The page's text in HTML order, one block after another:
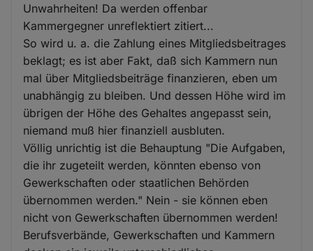
Unwahrheiten! Da werden offenbar
Kammergegner unreflektiert zitiert...
So wird u. a. die Zahlung eines Mitgliedsbeitrages
beklagt; es ist aber Fakt, daß sich Kammern nun
mal über Mitgliedsbeiträge finanzieren, eben um
unabhängig zu bleiben. Und dessen Höhe wird im
übrigen der Höhe des Gehaltes angepasst sein,
niemand muß hier finanziell ausbluten.
Völlig unrichtig ist die Behauptung "Die Aufgaben,
die ihr zugeteilt werden, könnten ebenso von
Gewerkschaften oder staatlichen Behörden
übernommen werden." Nein - sie können eben
nicht von Gewerkschaften übernommen werden!
Berufsverbände, Gewerkschaften und Kammern